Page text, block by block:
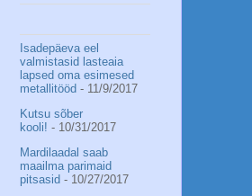
Isadepäeva eel
valmistasid lasteaia
lapsed oma esimesed
metallitööd - 11/9/2017
Kutsu sõber
kooli! - 10/31/2017
Mardilaadal saab
maailma parimaid
pitsasid - 10/27/2017